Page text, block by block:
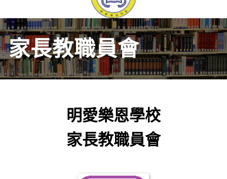
家長教職員會
明愛樂恩學校
家長教職員會